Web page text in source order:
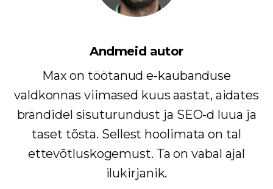
Andmeid autor
Max on töötanud e-kaubanduse
valdkonnas viimased kuus aastat, aidates
brändidel sisuturundust ja SEO-d luua ja
taset tõsta. Sellest hoolimata on tal
ettevõtluskogemust. Ta on vabal ajal
ilukirjanik.